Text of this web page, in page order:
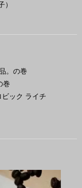
。の巻
巻
ック ライチ